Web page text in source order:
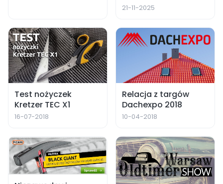
21-11-2025
Test nożyczek
Kretzer TEC X1
16-07-2018
Relacja z targów
Dachexpo 2018
10-04-2018